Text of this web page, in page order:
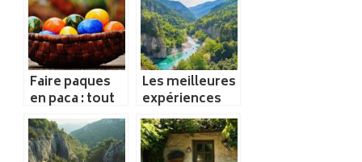
Faire paques
en paca : tout
ce qu’il y a a
savoir
Les meilleures
expériences
de canyoning à
vivre près de
Nice